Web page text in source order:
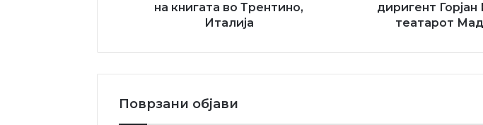
на книгата во Трентино,
Италија
диригент
театарот
Поврзани објави